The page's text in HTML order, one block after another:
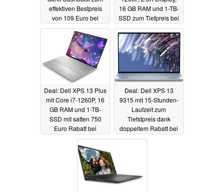
effektiven Bestpreis
von 109 Euro bei
Saturn01.12.2022
16 GB RAM und 1-TB-
SSD zum Tiefpreis bei
Deal: Dell XPS 13 Plus
mit Core i7-1260P, 16
GB RAM und 1-TB-
SSD mit satten 750
Euro Rabatt bei
01.12.2022
Deal: Dell XPS 13
9315 mit 15-Stunden-
Laufzeit zum
Tiefstpreis dank
doppeltem Rabatt bei